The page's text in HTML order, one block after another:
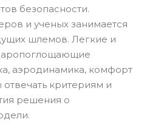
безопасности.
и ученых занимается
шлемов. Легкие и
аэродинамика, комфорт
критериям и
решения о